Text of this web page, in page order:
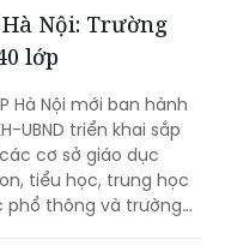
Nội: Trường
lớp
Hà Nội mới ban hành
UBND triển khai sắp